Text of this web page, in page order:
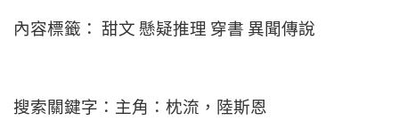
內容標籤： 甜文 懸疑推理 穿書 異聞傳說
搜索關鍵字：主角：枕流，陸斯恩